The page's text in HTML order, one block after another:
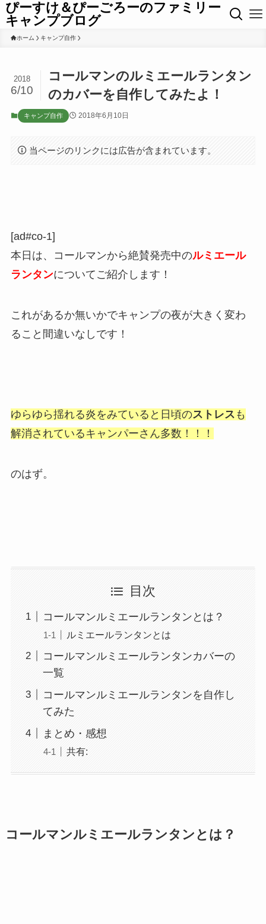
ぴーすけ＆ぴーごろーのファミリー
キャンプブログ
ホーム キャンプ自作
コールマンのルミエールランタン
のカバーを自作してみたよ！
2018
6/10
キャンプ自作 2018年6月10日
当ページのリンクには広告が含まれています。
[ad#co-1]
本日は、コールマンから絶賛発売中のルミエール
ランタンについてご紹介します！
これがあるか無いかでキャンプの夜が大きく変わ
ること間違いなしです！
ゆらゆら揺れる炎をみていると日頃のストレス も
解消されているキャンパーさん多数！！！
のはず。
目次
コールマンルミエールランタンとは？
ルミエールランタンとは
コールマンルミエールランタンカバーの
一覧
コールマンルミエールランタンを自作し
てみた
まとめ・感想
共有:
コールマンルミエールランタンとは？